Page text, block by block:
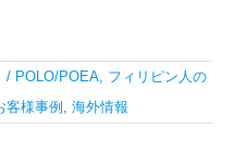
/ POLO/POEA フィリピン人の
客様事例 海外情報